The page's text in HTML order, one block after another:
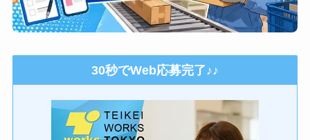
30秒でWeb応募完了♪♪